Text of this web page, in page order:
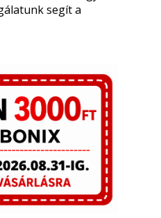
segít a